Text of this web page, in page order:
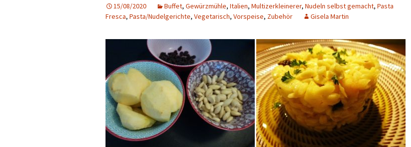
15/08/2020 Buffet, Gewürzmühle, Italien, Multizerkleinerer, Nudeln selbst gemacht, Pasta
Fresca, Pasta/Nudelgerichte, Vegetarisch, Vorspeise, Zubehör Gisela Martin